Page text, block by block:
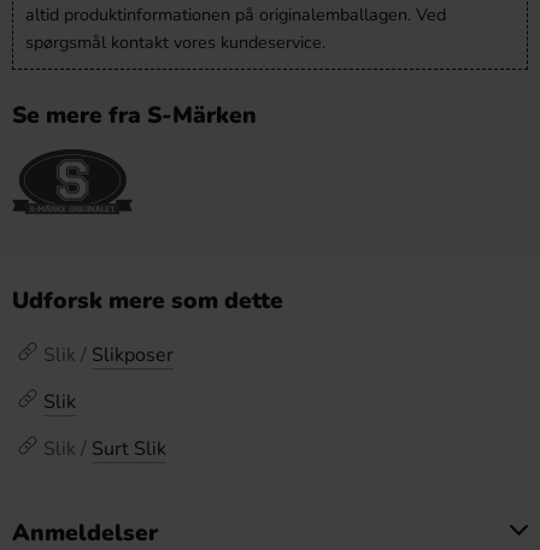
altid produktinformationen på originalemballagen. Ved
spørgsmål kontakt vores kundeservice.
Se mere fra S-Märken
Udforsk mere som dette
Slik / Slikposer
Slik
Slik / Surt Slik
Anmeldelser